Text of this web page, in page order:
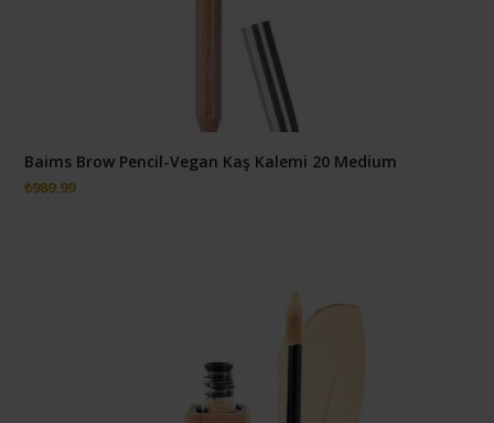
Baims Brow Pencil-Vegan Kaş Kalemi 20 Medium
₺989.99